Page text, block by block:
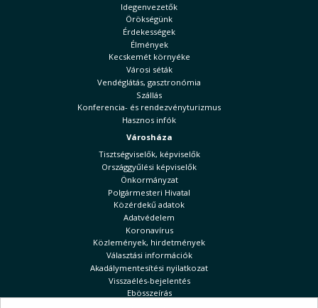
Idegenvezetők
Örökségünk
Érdekességek
Élmények
Kecskemét környéke
Városi séták
Vendéglátás, gasztronómia
Szállás
Konferencia- és rendezvényturizmus
Hasznos infók
Városháza
Tisztségviselők, képviselők
Országgyűlési képviselők
Önkormányzat
Polgármesteri Hivatal
Közérdekű adatok
Adatvédelem
Koronavírus
Közlemények, hirdetmények
Választási információk
Akadálymentesítési nyilatkozat
Visszaélés-bejelentés
Ebösszeírás